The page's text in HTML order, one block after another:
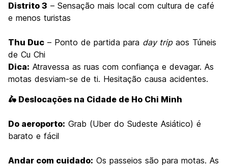
Distrito 3 – Sensação mais local com cultura de café
e menos turistas
Thu Duc – Ponto de partida para day tripaos Túneis
de Cu Chi
Dica: Atravessa as ruas com confiança e devagar. As
motas desviam-se de ti. Hesitação causa acidentes.
🛵 Deslocações na Cidade de Ho Chi Minh
Do aeroporto: Grab (Uber do Sudeste Asiático) é
barato e fácil
Andar com cuidado: Os passeios são para motas. As